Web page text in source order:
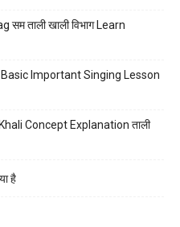
ताली खाली विभाग Learn
Important Singing Lesson
Concept Explanation ताली
है